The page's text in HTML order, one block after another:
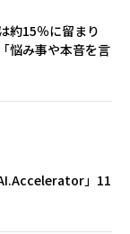
約15％に留まり
悩み事や本音を言
」11